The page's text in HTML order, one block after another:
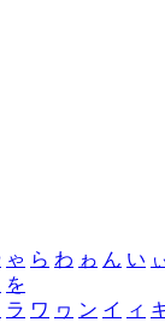
ゃ ら わ ゎ ん い
を
ラ ワ ヮ ン イ ィ